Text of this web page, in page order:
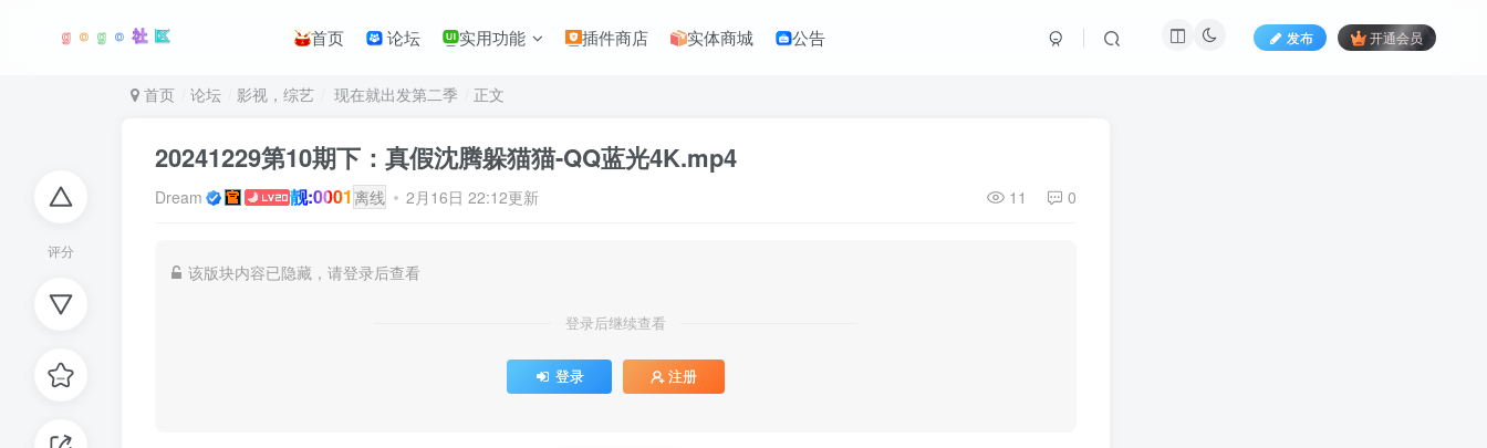
首页 论坛 实用功能 插件商店 实体商城 公告 发布 开通会员
评分
首页 论坛 影视，综艺 现在就出发第二季 正文
20241229第10期下：真假沈腾躲猫猫-QQ蓝光4K.mp4
Dream 靓:0001 离线 2月16日 22:12更新 11 0
该版块内容已隐藏，请登录后查看
登录后继续查看
登录 注册